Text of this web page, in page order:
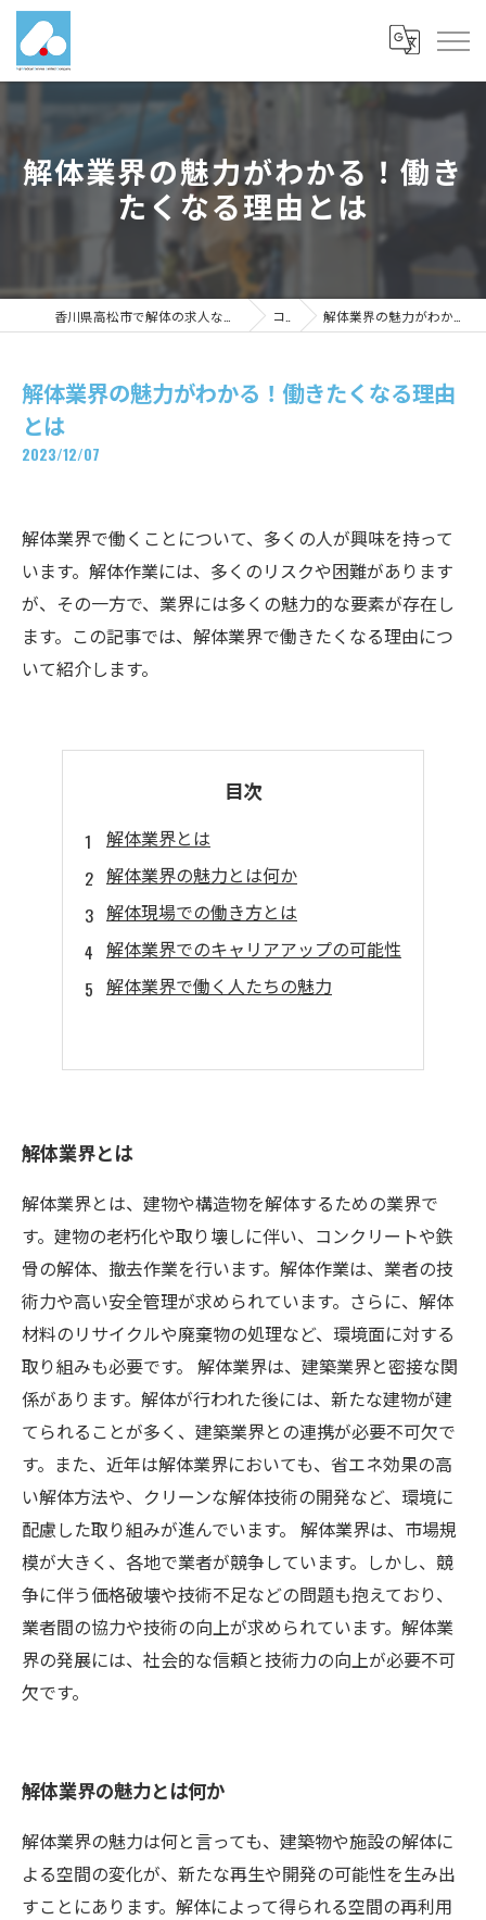
解体業界の魅力がわかる！働き
たくなる理由とは
コラム 解体業界の魅力がわかる！働きたくなる理由とは
解体業界の魅力がわかる！働きたくなる理由
とは
2023/12/07
解体業界で働くことについて、多くの人が興味を持って
います。解体作業には、多くのリスクや困難があります
が、その一方で、業界には多くの魅力的な要素が存在し
ます。この記事では、解体業界で働きたくなる理由につ
いて紹介します。
目次
解体業界とは
解体業界の魅力とは何か
解体現場での働き方とは
解体業界でのキャリアアップの可能性
解体業界で働く人たちの魅力
解体業界とは
解体業界とは、建物や構造物を解体するための業界で
す。建物の老朽化や取り壊しに伴い、コンクリートや鉄
骨の解体、撤去作業を行います。解体作業は、業者の技
術力や高い安全管理が求められています。さらに、解体
材料のリサイクルや廃棄物の処理など、環境面に対する
取り組みも必要です。 解体業界は、建築業界と密接な関
係があります。解体が行われた後には、新たな建物が建
てられることが多く、建築業界との連携が必要不可欠で
す。また、近年は解体業界においても、省エネ効果の高
い解体方法や、クリーンな解体技術の開発など、環境に
配慮した取り組みが進んでいます。 解体業界は、市場規
模が大きく、各地で業者が競争しています。しかし、競
争に伴う価格破壊や技術不足などの問題も抱えており、
業者間の協力や技術の向上が求められています。解体業
界の発展には、社会的な信頼と技術力の向上が必要不可
欠です。
解体業界の魅力とは何か
解体業界の魅力は何と言っても、建築物や施設の解体に
よる空間の変化が、新たな再生や開発の可能性を生み出
すことにあります。解体によって得られる空間の再利用